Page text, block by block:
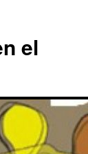
el